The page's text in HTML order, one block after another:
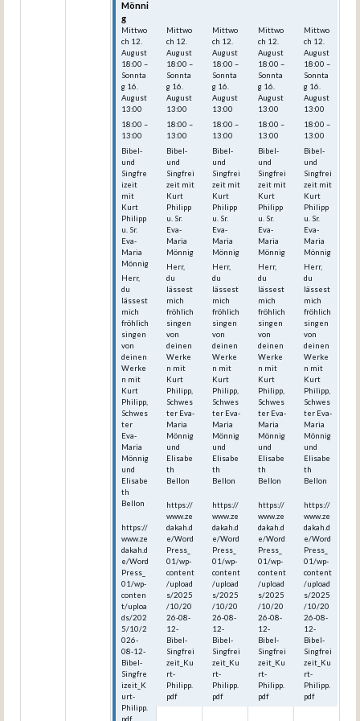
Mönni
g
Mittwo
ch 12.
August
18:00 –
Sonnta
g 16.
August
13:00
18:00 –
13:00
Bibel-
und
Singfre
izeit
mit
Kurt
Philipp
u. Sr.
Eva-
Maria
Mönnig
Herr,
du
lässest
mich
fröhlich
singen
von
deinen
Werke
n mit
Kurt
Philipp,
Schwes
ter
Eva-
Maria
Mönnig
und
Elisabe
th
Bellon
https://
www.ze
dakah.d
e/Word
Press_
01/wp-
conten
t/uploa
ds/202
5/10/2
026-
08-12-
Bibel-
Singfre
izeit_K
urt-
Philipp.
pdf
Mittwo
ch 12.
August
18:00 –
Sonnta
g 16.
August
13:00
18:00 –
13:00
Bibel-
und
Singfrei
zeit mit
Kurt
Philipp
u. Sr.
Eva-
Maria
Mönnig
Herr,
du
lässest
mich
fröhlich
singen
von
deinen
Werke
n mit
Kurt
Philipp,
Schwes
ter Eva-
Maria
Mönnig
und
Elisabe
th
Bellon
https://
www.ze
dakah.d
e/Word
Press_
01/wp-
content
/upload
s/2025
/10/20
26-08-
12-
Bibel-
Singfrei
zeit_Ku
rt-
Philipp.
pdf
Mittwo
ch 12.
August
18:00 –
Sonnta
g 16.
August
13:00
18:00 –
13:00
Bibel-
und
Singfrei
zeit mit
Kurt
Philipp
u. Sr.
Eva-
Maria
Mönnig
Herr,
du
lässest
mich
fröhlich
singen
von
deinen
Werke
n mit
Kurt
Philipp,
Schwes
ter Eva-
Maria
Mönnig
und
Elisabe
th
Bellon
https://
www.ze
dakah.d
e/Word
Press_
01/wp-
content
/upload
s/2025
/10/20
26-08-
12-
Bibel-
Singfrei
zeit_Ku
rt-
Philipp.
pdf
Mittwo
ch 12.
August
18:00 –
Sonnta
g 16.
August
13:00
18:00 –
13:00
Bibel-
und
Singfrei
zeit mit
Kurt
Philipp
u. Sr.
Eva-
Maria
Mönnig
Herr,
du
lässest
mich
fröhlich
singen
von
deinen
Werke
n mit
Kurt
Philipp,
Schwes
ter Eva-
Maria
Mönnig
und
Elisabe
th
Bellon
https://
www.ze
dakah.d
e/Word
Press_
01/wp-
content
/upload
s/2025
/10/20
26-08-
12-
Bibel-
Singfrei
zeit_Ku
rt-
Philipp.
pdf
Mittwo
ch 12.
August
18:00 –
Sonnta
g 16.
August
13:00
18:00 –
13:00
Bibel-
und
Singfrei
zeit mit
Kurt
Philipp
u. Sr.
Eva-
Maria
Mönnig
Herr,
du
lässest
mich
fröhlich
singen
von
deinen
Werke
n mit
Kurt
Philipp,
Schwes
ter Eva-
Maria
Mönnig
und
Elisabe
th
Bellon
https://
www.ze
dakah.d
e/Word
Press_
01/wp-
content
/upload
s/2025
/10/20
26-08-
12-
Bibel-
Singfrei
zeit_Ku
rt-
Philipp.
pdf